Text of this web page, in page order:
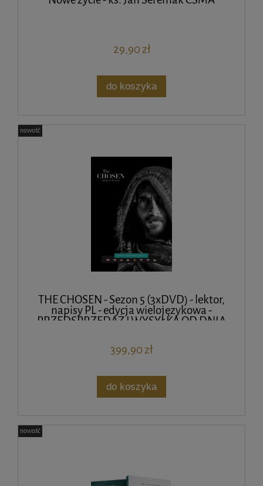
29,90 zł
do koszyka
THE CHOSEN - Sezon 5 (3xDVD) - lektor,
napisy PL - edycja wielojęzykowa -
PRZEDSPRZEDAŻ ! WYSYŁKA OD DNIA
399,90 zł
do koszyka
nowość
nowość